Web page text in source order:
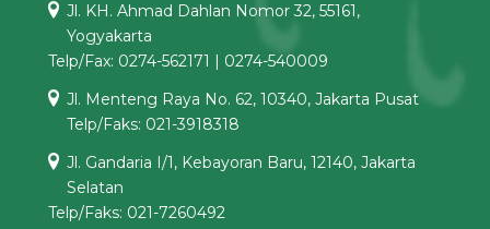
Jl. KH. Ahmad Dahlan Nomor 32, 55161,
Yogyakarta
Telp/Fax: 0274-562171 | 0274-540009
Jl. Menteng Raya No. 62, 10340, Jakarta Pusat
Telp/Faks: 021-3918318
Jl. Gandaria I/1, Kebayoran Baru, 12140, Jakarta
Selatan
Telp/Faks: 021-7260492